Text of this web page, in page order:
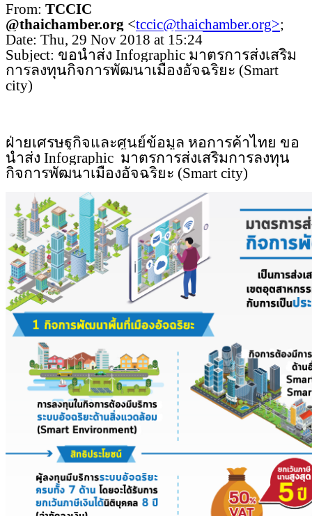
From: TCCIC
@thaichamber.org <tccic@thaichamber.org>;
Date: Thu, 29 Nov 2018 at 15:24
Subject: ขอนำส่ง Infographic มาตรการส่งเสริม
การลงทุนกิจการพัฒนาเมืองอัจฉริยะ (Smart
city)
ฝ่ายเศรษฐกิจและศูนย์ข้อมูล หอการค้าไทย ขอ
นำส่ง Infographic มาตรการส่งเสริมการลงทุน
กิจการพัฒนาเมืองอัจฉริยะ (Smart city)